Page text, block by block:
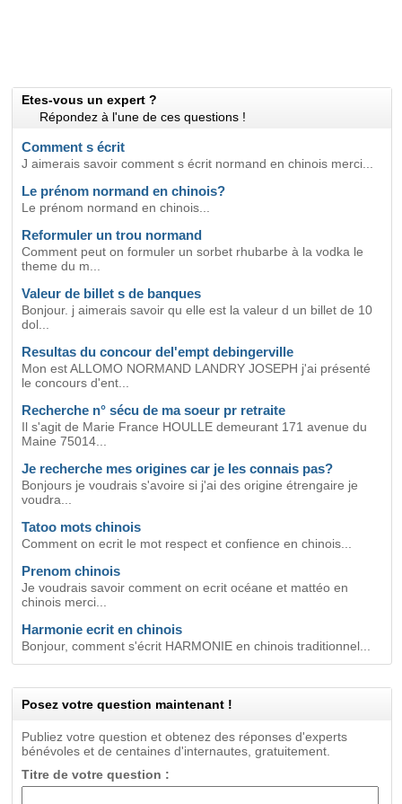
Etes-vous un expert ?
Répondez à l'une de ces questions !
Comment s écrit
J aimerais savoir comment s écrit normand en chinois merci...
Le prénom normand en chinois?
Le prénom normand en chinois...
Reformuler un trou normand
Comment peut on formuler un sorbet rhubarbe à la vodka le
theme du m...
Valeur de billet s de banques
Bonjour. j aimerais savoir qu elle est la valeur d un billet de 10
dol...
Resultas du concour del'empt debingerville
Mon est ALLOMO NORMAND LANDRY JOSEPH j'ai présenté
le concours d'ent...
Recherche n° sécu de ma soeur pr retraite
Il s'agit de Marie France HOULLE demeurant 171 avenue du
Maine 75014...
Je recherche mes origines car je les connais pas?
Bonjours je voudrais s'avoire si j'ai des origine étrengaire je
voudra...
Tatoo mots chinois
Comment on ecrit le mot respect et confience en chinois...
Prenom chinois
Je voudrais savoir comment on ecrit océane et mattéo en
chinois merci...
Harmonie ecrit en chinois
Bonjour, comment s'écrit HARMONIE en chinois traditionnel...
Posez votre question maintenant !
Publiez votre question et obtenez des réponses d'experts
bénévoles et de centaines d'internautes, gratuitement.
Titre de votre question :